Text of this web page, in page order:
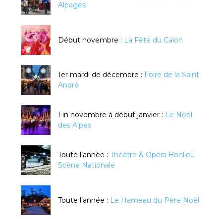
Alpages
Début novembre : La Fête du Caïon
1er mardi de décembre : Foire de la Saint
André
Fin novembre à début janvier : Le Noël
des Alpes
Toute l’année : Théâtre & Opéra Bonlieu
Scène Nationale
Toute l’année : Le Hameau du Père Noël